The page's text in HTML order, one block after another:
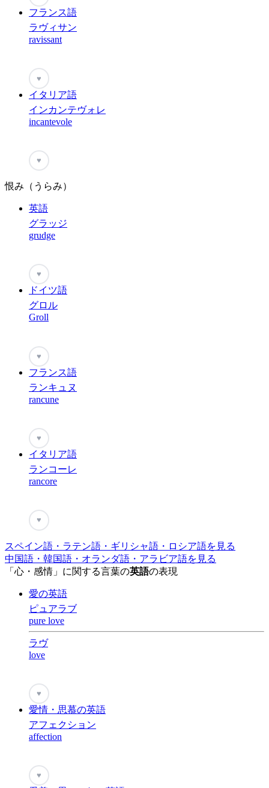
フランス語
ラヴィサン
ravissant
♥
イタリア語
インカンテヴォレ
incantevole
♥
恨み（うらみ）
英語
グラッジ
grudge
♥
ドイツ語
グロル
Groll
♥
フランス語
ランキュヌ
rancune
♥
イタリア語
ランコーレ
rancore
♥
スペイン語・ラテン語・ギリシャ語・ロシア語を見る
中国語・韓国語・オランダ語・アラビア語を見る
「心・感情」に関する言葉の英語の表現
愛の英語
ピュアラブ
pure love
ラヴ
love
♥
愛情・思慕の英語
アフェクション
affection
♥